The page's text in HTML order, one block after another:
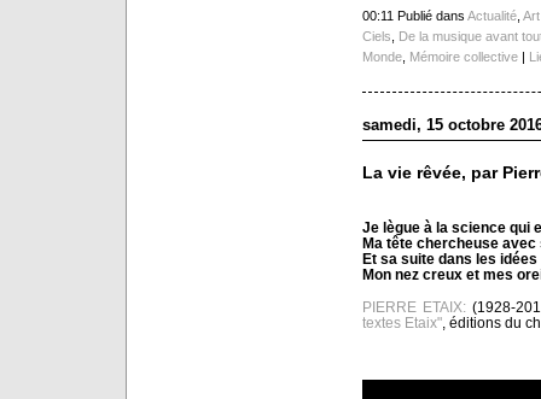
00:11 Publié dans Actualité,
Ciels
De la musique avant
Monde, Mémoire collective|
samedi, 15 octobre
La vie rêvée, par
Je lègue à la science qui
Ma tête chercheuse avec
Et sa suite dans les idées
Mon nez creux et mes
PIERRE ETAIX:(1928-
textes Etaix", éditions du